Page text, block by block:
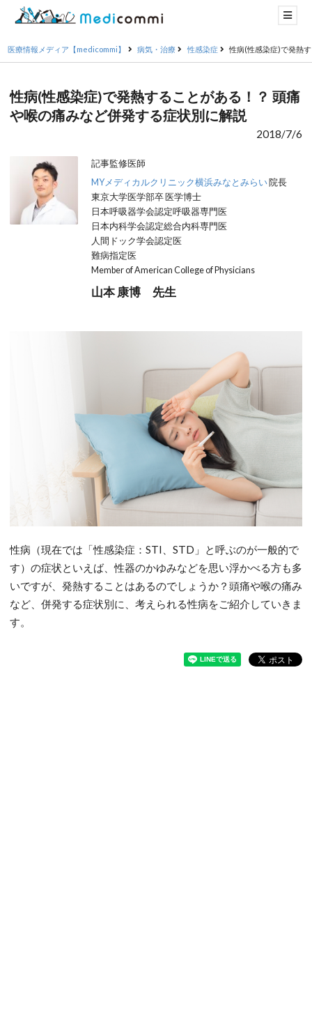
医療情報メディア【medicommi】 病気・治療 性感染症 性病(性感染症)で発熱
性病(性感染症)で発熱することがある！？ 頭痛
や喉の痛みなど併発する症状別に解説
2018/7/6
記事監修医師
MYメディカルクリニック横浜みなとみらい院長
東京大学医学部卒 医学博士
日本呼吸器学会認定呼吸器専門医
日本内科学会認定総合内科専門医
人間ドック学会認定医
難病指定医
Member of American College of Physicians
山本 康博 先生
性病（現在では「性感染症：STI、STD」と呼ぶのが一般的で
す）の症状といえば、性器のかゆみなどを思い浮かべる方も多
いですが、発熱することはあるのでしょうか？頭痛や喉の痛み
など、併発する症状別に、考えられる性病をご紹介していきま
す。